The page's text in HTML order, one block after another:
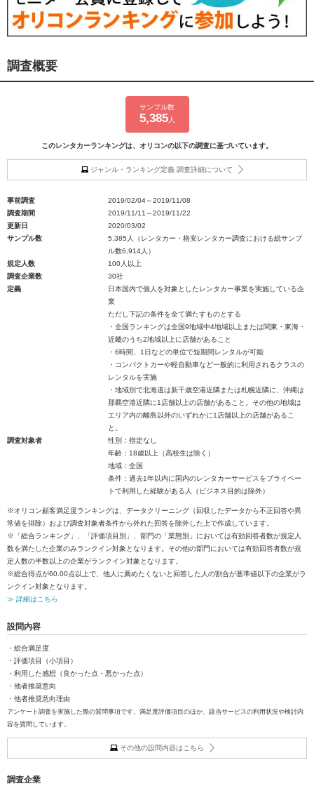
調査概要
サンプル数
5,385人
このレンタカーランキングは、オリコンの以下の調査に基づいています。
ジャンル・ランキング定義 調査詳細について
事前調査
2019/02/04～2019/11/08
調査期間
2019/11/11～2019/11/22
更新日
2020/03/02
サンプル数
5,385人（レンタカー・格安レンタカー調査における総サンプ
ル数6,914人）
規定人数
100人以上
調査企業数
30社
定義
日本国内で個人を対象としたレンタカー事業を実施している企
業
ただし下記の条件を全て満たすものとする
・全国ランキングは全国9地域中4地域以上または関東・東海・
近畿のうち2地域以上に店舗があること
・6時間、1日などの単位で短期間レンタルが可能
・コンパクトカーや軽自動車など一般的に利用されるクラスの
レンタルを実施
・地域別で北海道は新千歳空港近隣または札幌近隣に、沖縄は
那覇空港近隣に1店舗以上の店舗があること。その他の地域は
エリア内の離島以外のいずれかに1店舗以上の店舗があるこ
と。
調査対象者
性別：指定なし
年齢：18歳以上（高校生は除く）
地域：全国
条件：過去1年以内に国内のレンタカーサービスをプライベー
トで利用した経験がある人（ビジネス目的は除外）
※オリコン顧客満足度ランキングは、データクリーニング（回収したデータから不正回答や異
常値を排除）および調査対象者条件から外れた回答を除外した上で作成しています。
※「総合ランキング」、「評価項目別」、部門の「業態別」においては有効回答者数が規定人
数を満たした企業のみランクイン対象となります。その他の部門においては有効回答者数が規
定人数の半数以上の企業がランクイン対象となります。
※総合得点が60.00点以上で、他人に薦めたくないと回答した人の割合が基準値以下の企業がラ
ンクイン対象となります。
≫ 詳細はこちら
設問内容
・総合満足度
・評価項目（小項目）
・利用した感想（良かった点・悪かった点）
・他者推奨意向
・他者推奨意向理由
アンケート調査を実施した際の質問事項です。満足度評価項目のほか、該当サービスの利用状況や検討内
容を質問しています。
その他の設問内容はこちら
調査企業